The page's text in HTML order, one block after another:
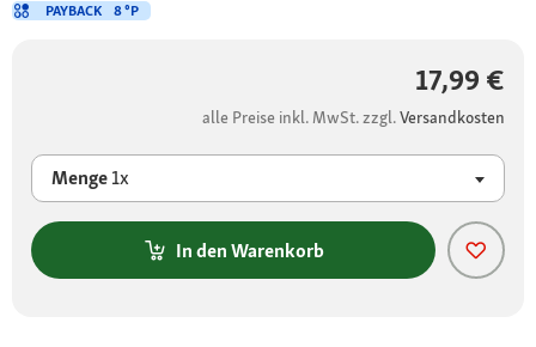
17,99 €
alle Preise inkl. MwSt. zzgl.Versandkosten
Menge1x
In den Warenkorb
PAYBACK 8 °P